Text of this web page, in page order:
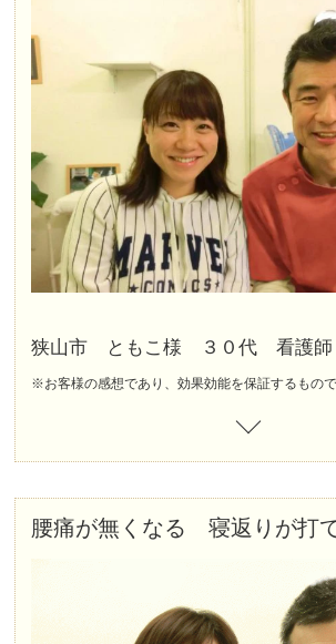
狭山市 ともこ様 ３０代 看護師
※お客様の感想であり、効果効能を保証するもので
腰痛が無くなる 寝返りが打て